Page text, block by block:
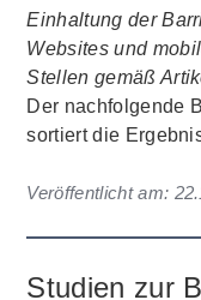
Einhaltung der
Websites und
Stellen gemäß
Der nachfolgende
sortiert die
Veröffentlicht am:
Studien zur